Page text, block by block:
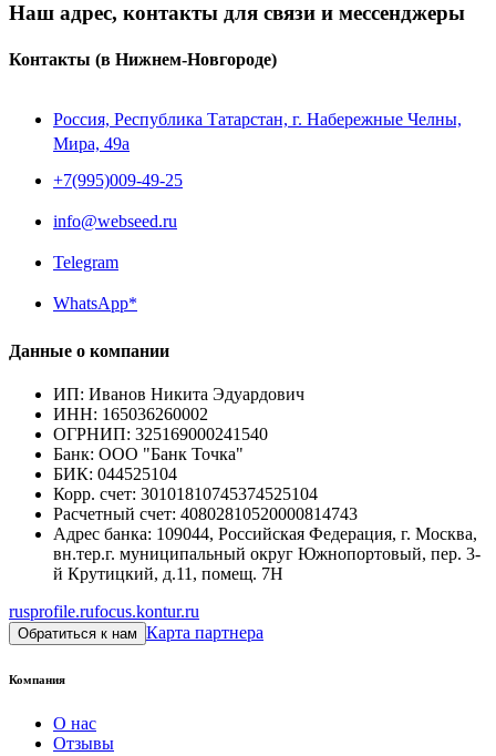
Наш адрес, контакты для связи и мессенджеры
Контакты (в Нижнем-Новгороде)
Россия, Республика Татарстан, г. Набережные Челны,
Мира, 49a
+7(995)009-49-25
info@webseed.ru
Telegram
WhatsApp*
Данные о компании
ИП: Иванов Никита Эдуардович
ИНН: 165036260002
ОГРНИП: 325169000241540
Банк: ООО "Банк Точка"
БИК: 044525104
Корр. счет: 30101810745374525104
Расчетный счет: 40802810520000814743
Адрес банка: 109044, Российская Федерация, г. Москва,
вн.тер.г. муниципальный округ Южнопортовый, пер. 3-
й Крутицкий, д.11, помещ. 7Н
rusprofile.rufocus.kontur.ru
Обратиться к нам Карта партнера
Компания
О нас
Отзывы